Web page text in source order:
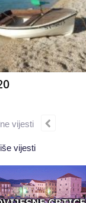
vijesti
vijesti